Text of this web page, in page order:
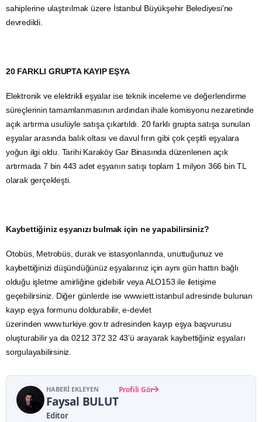
sahiplerine ulaştırılmak üzere İstanbul Büyükşehir Belediyesi’ne
devredildi.
20 FARKLI GRUPTA KAYIP EŞYA
Elektronik ve elektrikli eşyalar ise teknik inceleme ve değerlendirme
süreçlerinin tamamlanmasının ardından ihale komisyonu nezaretinde
açık artırma usulüyle satışa çıkartıldı. 20 farklı grupta satışa sunulan
eşyalar arasında balık oltası ve davul fırın gibi çok çeşitli eşyalara
yoğun ilgi oldu. Tarihi Karaköy Gar Binasında düzenlenen açık
artırmada 7 bin 443 adet eşyanın satışı toplam 1 milyon 366 bin TL
olarak gerçekleşti.
Kaybettiğiniz eşyanızı bulmak için ne yapabilirsiniz?
Otobüs, Metrobüs, durak ve istasyonlarında, unuttuğunuz ve
kaybettiğinizi düşündüğünüz eşyalarınız için aynı gün hattın bağlı
olduğu işletme amirliğine gidebilir veya ALO153 ile iletişime
geçebilirsiniz. Diğer günlerde isewww.iett.istanbuladresinde bulunan
kayıp eşya formunu doldurabilir, e-devlet
üzerinden www.turkiye.gov.tradresinden kayıp eşya başvurusu
oluşturabilir ya da 0212 372 32 43’ü arayarak kaybettiğiniz eşyaları
sorgulayabilirsiniz.
HABERI EKLEYEN
Faysal BULUT
Editor
Profili Gör